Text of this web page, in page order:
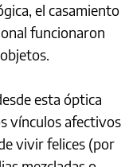
el casamiento
funcionaron
esta óptica
vínculos afectivos
vivir felices (por